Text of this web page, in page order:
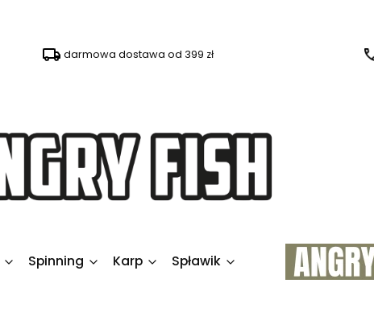
darmowa dostawa od 399 zł
Spinning Karp Spławik